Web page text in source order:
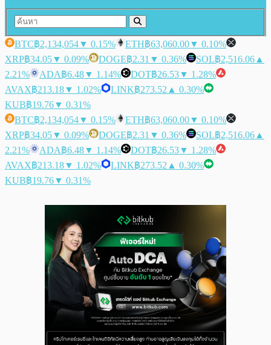
BTC฿2,134,054▼ 0.15% ETH฿63,060.00▼ 0.10%
XRP฿34.05▼ 0.09% DOGE฿2.31 ▼ 0.36% SOL฿2,516.06 ▲
2.21%
ADA฿6.48▼ 1.14% DOT฿26.53▼ 1.28%
AVAX฿213.18▼ 1.02% LINK฿273.52 ▲ 0.30%
KUB฿19.76▼ 0.31%
BTC฿2,134,054▼ 0.15% ETH฿63,060.00▼ 0.10%
XRP฿34.05▼ 0.09% DOGE฿2.31 ▼ 0.36% SOL฿2,516.06 ▲
2.21%
ADA฿6.48▼ 1.14% DOT฿26.53▼ 1.28%
AVAX฿213.18▼ 1.02% LINK฿273.52 ▲ 0.30%
KUB฿19.76▼ 0.31%